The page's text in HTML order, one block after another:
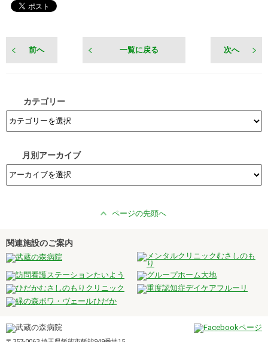
前へ 次へ
一覧に戻る
カテゴリー
月別アーカイブ
ページの先頭へ
関連施設のご案内